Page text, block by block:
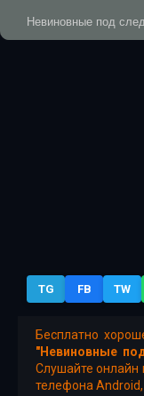
Невиновные под
Невиновные под
Невиновные под
Невиновные под
TG FB TW
Бесплатно
"Невиновные
Слушайте онлайн
телефона